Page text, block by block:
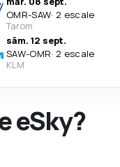
OMR-SAW· 2 escale
Tarom
sâm. 12 sept.
SAW-OMR· 2 escale
KLM
eSky?